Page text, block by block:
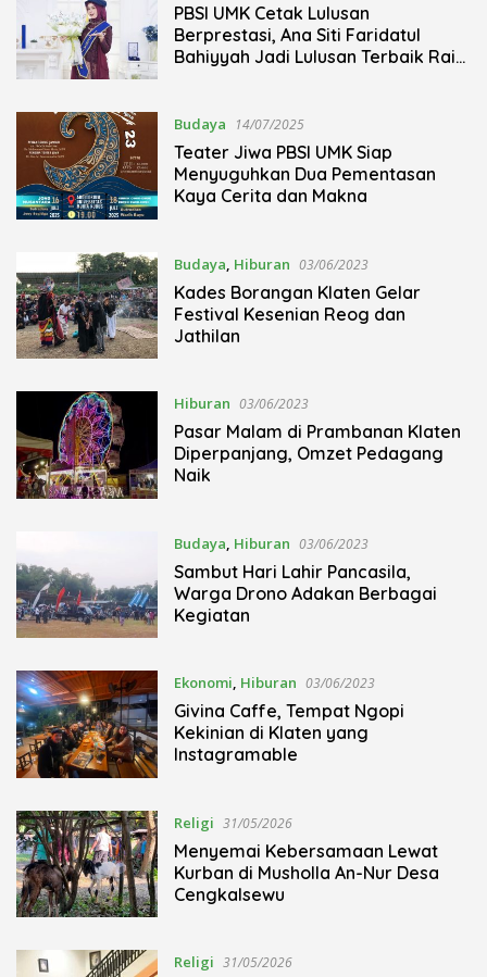
PBSI UMK Cetak Lulusan
Berprestasi, Ana Siti Faridatul
Bahiyyah Jadi Lulusan Terbaik Raih
Budaya 14/07/2025
Teater Jiwa PBSI UMK Siap
Menyuguhkan Dua Pementasan
Kaya Cerita dan Makna
Budaya, Hiburan 03/06/2023
Kades Borangan Klaten Gelar
Festival Kesenian Reog dan
Jathilan
Hiburan 03/06/2023
Pasar Malam di Prambanan Klaten
Diperpanjang, Omzet Pedagang
Naik
Budaya Hiburan 03/06/2023
Sambut Hari Lahir Pancasila,
Warga Drono Adakan Berbagai
Kegiatan
Ekonomi, Hiburan 03/06/2023
Givina Caffe, Tempat Ngopi
Kekinian di Klaten yang
Instagramable
Religi 31/05/2026
Menyemai Kebersamaan Lewat
Kurban di Musholla An-Nur Desa
Cengkalsewu
Religi 31/05/2026